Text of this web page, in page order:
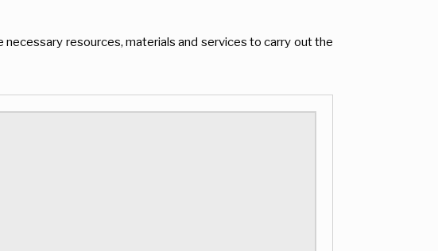
resources, materials and services to carry out the